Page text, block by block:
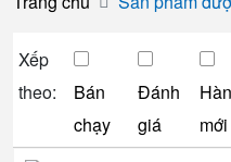
Xếp
theo:
Bán
chạy
Đánh
giá
mới